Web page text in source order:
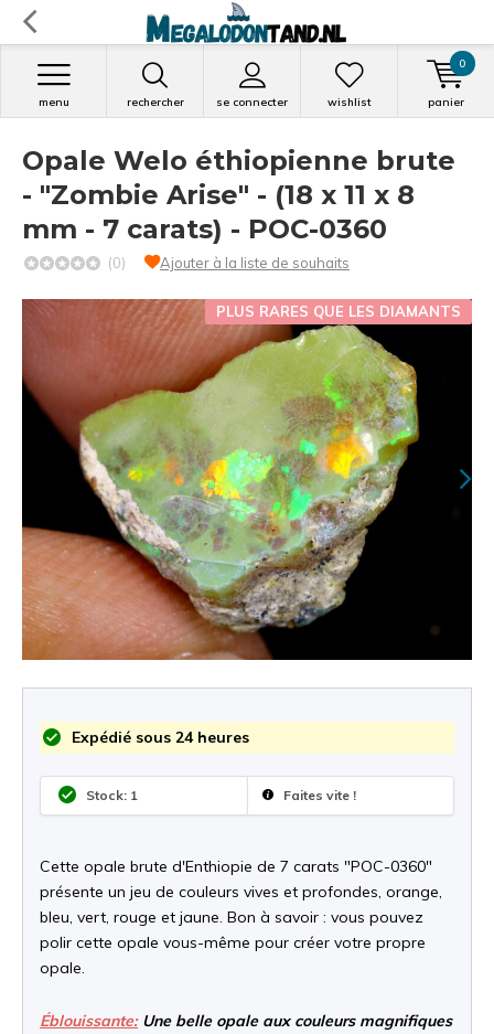
rechercher se connecter
menu wishlist panier
0
Opale Welo éthiopienne brute
- "Zombie Arise" - (18 x 11 x 8
mm - 7 carats) - POC-0360
(0) Ajouter à la liste de souhaits
PLUS RARES QUE LES DIAMANTS
Expédié sous 24 heures
Stock: 1 Faites vite !
Cette opale brute d'Enthiopie de 7 carats "POC-0360"
présente un jeu de couleurs vives et profondes, orange,
bleu, vert, rouge et jaune. Bon à savoir : vous pouvez
polir cette opale vous-même pour créer votre propre
opale.
Éblouissante:Une belle opale aux couleurs magnifiques